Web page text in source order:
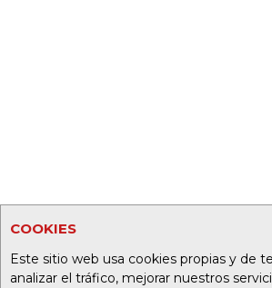
COOKIES
Este sitio web usa cookies propias y de
analizar el tráfico, mejorar nuestros